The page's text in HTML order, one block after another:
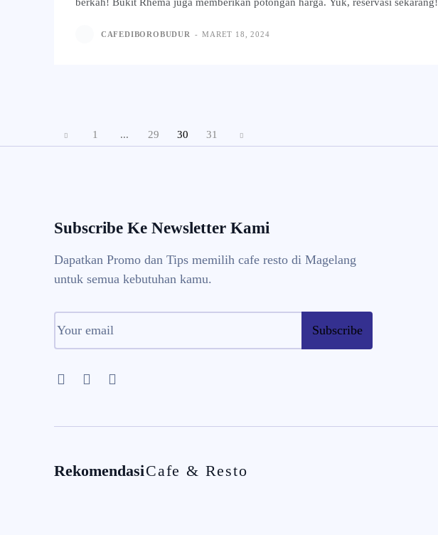
CAFEDIBOROBUDUR - MARET 18, 2024
1 ... 29 30 31
Subscribe Ke Newsletter Kami
Dapatkan Promo dan Tips memilih cafe resto di Magelang
untuk semua kebutuhan kamu.
Subscribe
RekomendasiCafe & Resto